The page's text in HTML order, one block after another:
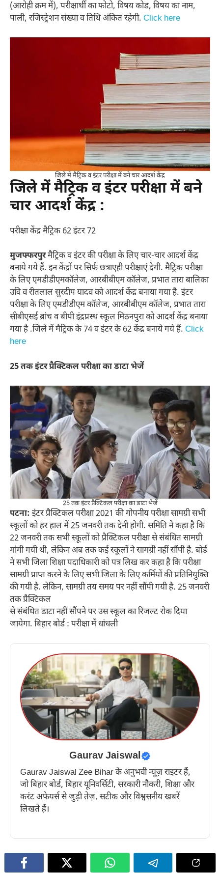
(आरोही क्रम में), परीक्षार्थी का फोटो, विषय कोड, विषय का नाम,
पाली, रजिस्ट्रेशन संख्या व तिथि अंकित रहेगी. Click here
जिले में मैट्रिक व इंटर परीक्षा में बने चार आदर्श केंद्र
जिले में मैट्रिक व इंटर परीक्षा में बने
चार आदर्श केंद्र :
परीक्षा केंद्र मैट्रिक 62 इंटर 72
मुजफ्फरपुरमैट्रिक व इंटर की परीक्षा के लिए चार-चार आदर्श केंद्र
बनाये गये हैं. इन केंद्रों पर सिर्फ छत्राएही परीक्षाएं देगी. मैट्रिक परीक्षा
के लिए एमडीडीएमकॉलेज, आरबीबीएम कॉलेज, प्रभात तारा बालिका
उवि व रीतलाल सुरदीप यादव को आदर्श केंद्र बनाया गया है. इंटर
परीक्षा के लिए एमडीडीएम कॉलेज, आरबीबीएम कॉलेज, प्रभात तारा
सीबीएसई ब्रांच व बीपी इंद्रप्रस्थ स्कूल मिठनपुरा को आदर्श केंद्र बनाया
गया है .जिले में मैट्रिक के 74 व इंटर के 62 केंद्र बनाये गये हैं. Click
here
25 तक इंटर प्रैक्टिकल परीक्षा का डाटा भेजें
25 तक इंटर प्रैक्टिकल परीक्षा का डाटा भेजें
पटना: इंटर प्रैक्टिकल परीक्षा 2021 की गोपनीय परीक्षा सामग्री सभी
स्कूलों को हर हाल में 25 जनवरी तक देनी होगी. समिति ने कहा है कि
22 जनवरी तक सभी स्कूलों को प्रैक्टिकल परीक्षा से संबंधित सामग्री
मांगी गयी थी, लेकिन अब तक कई स्कूलों ने सामग्री नहीं सौंपी है. बोर्ड
ने सभी जिला शिक्षा पदाधिकारी को पत्र लिख कर कहा है कि परीक्षा
सामग्री प्राप्त करने के लिए सभी जिला के लिए कर्मियों की प्रतिनियुक्ति
की गयी है. लेकिन, सामग्री तय समय पर नहीं सौंपी गयी है. 25 जनवरी
तक प्रैक्टिकल
से संबंधित डाटा नहीं सौंपने पर उस स्कूल का रिजल्ट रोक दिया
जायेगा. बिहार बोर्ड : परीक्षा में धांधली
Gaurav Jaiswal
Gaurav Jaiswal Zee Bihar के अनुभवी न्यूज़ राइटर हैं,
जो बिहार बोर्ड, बिहार यूनिवर्सिटी, सरकारी नौकरी, शिक्षा और
करंट अफेयर्स से जुड़ी तेज़, सटीक और विश्वसनीय खबरें
लिखते हैं।